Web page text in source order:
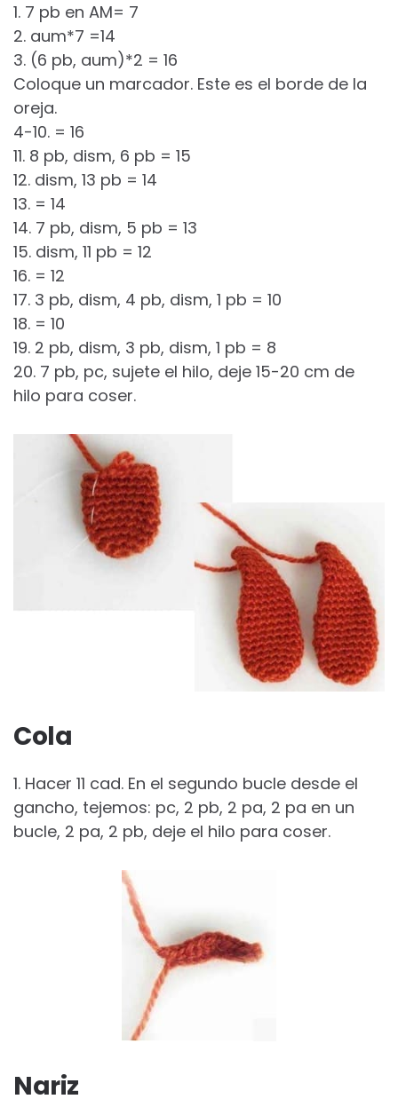
1. 7 pb en AM= 7
2. aum*7 =14
3. (6 pb, aum)*2 = 16
Coloque un marcador. Este es el borde de la
oreja.
4-10. = 16
11. 8 pb, dism, 6 pb = 15
12. dism, 13 pb = 14
13. = 14
14. 7 pb, dism, 5 pb = 13
15. dism, 11 pb = 12
16. = 12
17. 3 pb, dism, 4 pb, dism, 1 pb = 10
18. = 10
19. 2 pb, dism, 3 pb, dism, 1 pb = 8
20. 7 pb, pc, sujete el hilo, deje 15-20 cm de
hilo para coser.
Cola
1. Hacer 11 cad. En el segundo bucle desde el
gancho, tejemos: pc, 2 pb, 2 pa, 2 pa en un
bucle, 2 pa, 2 pb, deje el hilo para coser.
Nariz